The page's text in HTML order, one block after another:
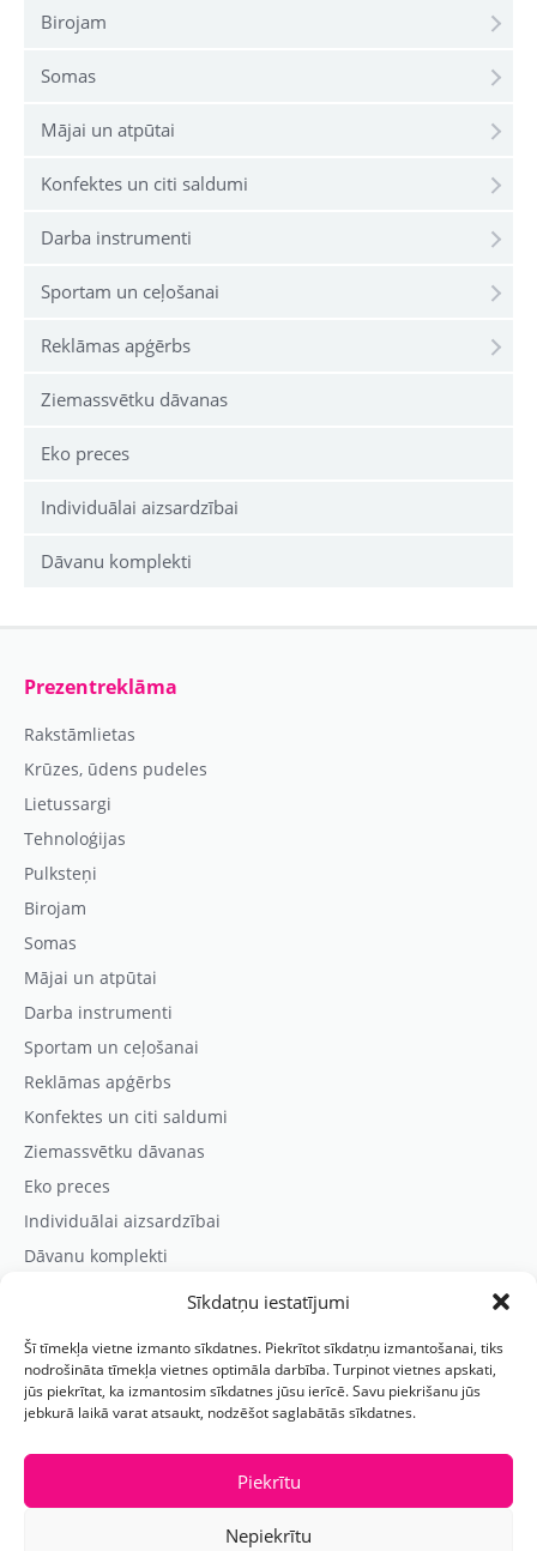
Sīkdatņu iestatījumi
Šī tīmekļa vietne izmanto sīkdatnes. Piekrītot sīkdatņu izmantošanai, tiks
nodrošināta tīmekļa vietnes optimāla darbība. Turpinot vietnes apskati,
jūs piekrītat, ka izmantosim sīkdatnes jūsu ierīcē. Savu piekrišanu jūs
jebkurā laikā varat atsaukt, nodzēšot saglabātās sīkdatnes.
Piekrītu
Nepiekrītu
Birojam
Somas
Mājai un atpūtai
Konfektes un citi saldumi
Darba instrumenti
Sportam un ceļošanai
Reklāmas apģērbs
Ziemassvētku dāvanas
Eko preces
Individuālai aizsardzībai
Dāvanu komplekti
Prezentreklāma
Rakstāmlietas
Krūzes, ūdens pudeles
Lietussargi
Tehnoloģijas
Pulksteņi
Birojam
Somas
Mājai un atpūtai
Darba instrumenti
Sportam un ceļošanai
Reklāmas apģērbs
Konfektes un citi saldumi
Ziemassvētku dāvanas
Eko preces
Individuālai aizsardzībai
Dāvanu komplekti
Kontaktinformācija
Prezentreklāmas aģentūra “PARIS”
Reģ.nr.: 40103625328